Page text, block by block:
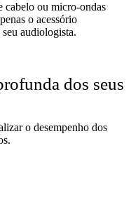
cabelo ou micro-ondas
o acessório
audiologista.
dos seus
o desempenho dos